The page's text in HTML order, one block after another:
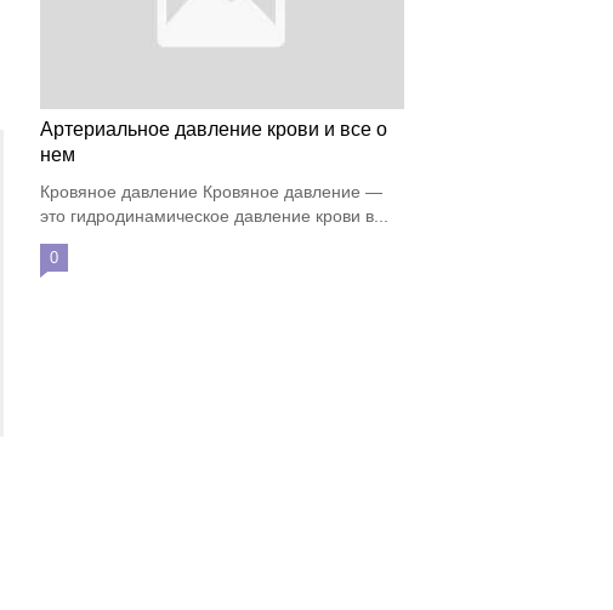
Артериальное давление крови и все о
нем
Кровяное давление Кровяное давление —
это гидродинамическое давление крови в...
0